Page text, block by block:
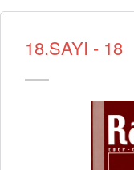
18.SAYI - 18